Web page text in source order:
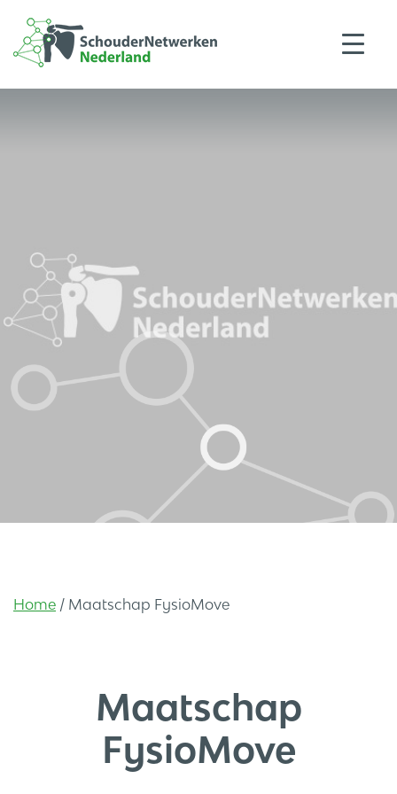
Home / Maatschap FysioMove
Maatschap
FysioMove